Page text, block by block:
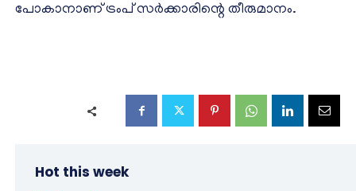
പോകാനാണ് ട്രംപ് സർക്കാരിന്റെ തീരുമാനം.
Hot this week